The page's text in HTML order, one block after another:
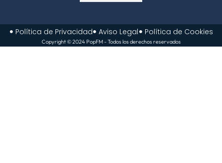
Política de Privacidad Aviso Legal Política de Cookies
Copyright © 2024 PopFM - Todos los derechos reservados